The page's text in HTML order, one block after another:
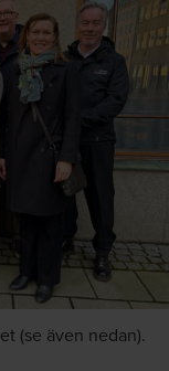
(se även nedan).